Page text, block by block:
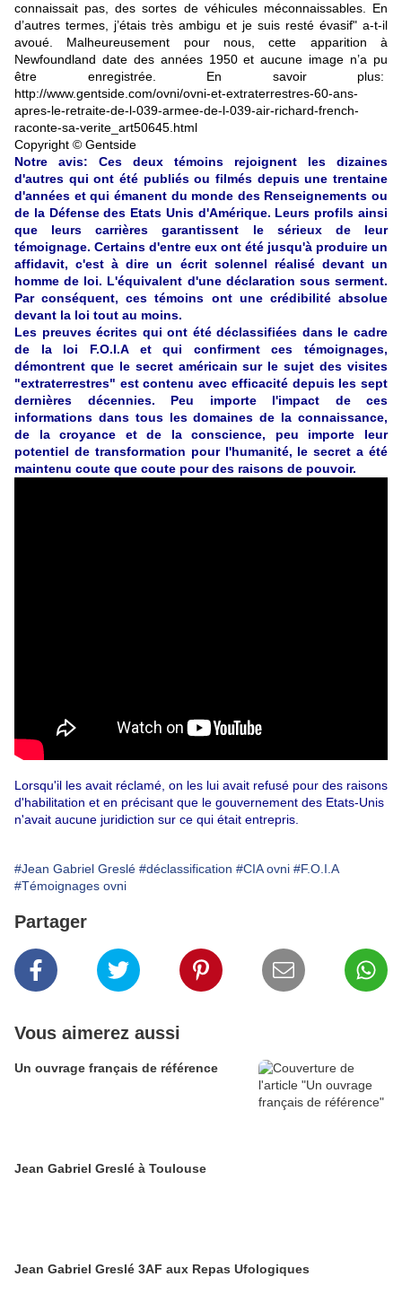
connaissait pas, des sortes de véhicules méconnaissables. En
d’autres termes, j’étais très ambigu et je suis resté évasif" a-t-il
avoué. Malheureusement pour nous, cette apparition à
Newfoundland date des années 1950 et aucune image n’a pu
être enregistrée. En savoir plus:
http://www.gentside.com/ovni/ovni-et-extraterrestres-60-ans-
apres-le-retraite-de-l-039-armee-de-l-039-air-richard-french-
raconte-sa-verite_art50645.html
Copyright © Gentside
Notre avis: Ces deux témoins rejoignent les dizaines
d'autres qui ont été publiés ou filmés depuis une trentaine
d'années et qui émanent du monde des Renseignements ou
de la Défense des Etats Unis d'Amérique. Leurs profils ainsi
que leurs carrières garantissent le sérieux de leur
témoignage. Certains d'entre eux ont été jusqu'à produire un
affidavit, c'est à dire un écrit solennel réalisé devant un
homme de loi. L'équivalent d'une déclaration sous serment.
Par conséquent, ces témoins ont unecrédibilité absolue
devant la loi tout au moins.
Les preuves écrites qui ont été déclassifiées dans le cadre
de la loi F.O.I.A et qui confirment ces témoignages,
démontrent que le secret américain sur le sujet des visites
"extraterrestres" est contenu avec efficacité depuis les sept
dernières décennies. Peu importe l'impact de ces
informations dans tous les domaines de la connaissance,
de la croyance et de la conscience, peu importe leur
potentiel de transformation pour l'humanité, le secret a été
maintenu coute que coute pour des raisons de pouvoir.
Lorsqu'il les avait réclamé, on les lui avait refusé pour des raisons
d'habilitation et en précisant que le gouvernement des Etats-Unis
n'avait aucune juridiction sur ce qui était entrepris.
#Jean Gabriel Greslé #déclassification #CIA ovni #F.O.I.A
#Témoignages ovni
Partager
Vous aimerez aussi
Un ouvrage français de référence
Jean Gabriel Greslé à Toulouse
Jean Gabriel Greslé 3AF aux Repas Ufologiques